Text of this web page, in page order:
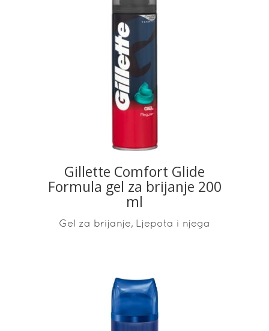
READ MORE
Gillette Comfort Glide
Formula gel za brijanje 200
ml
Gel za brijanje, Ljepota i njega